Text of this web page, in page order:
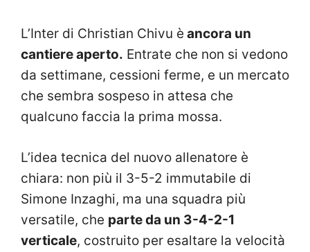
L’Inter di Christian Chivu è ancora un
cantiere aperto. Entrate che non si vedono
da settimane, cessioni ferme, e un mercato
che sembra sospeso in attesa che
qualcuno faccia la prima mossa.
L’idea tecnica del nuovo allenatore è
chiara: non più il 3-5-2 immutabile di
Simone Inzaghi, ma una squadra più
versatile, che parte da un 3-4-2-1
verticale, costruito per esaltare la velocità